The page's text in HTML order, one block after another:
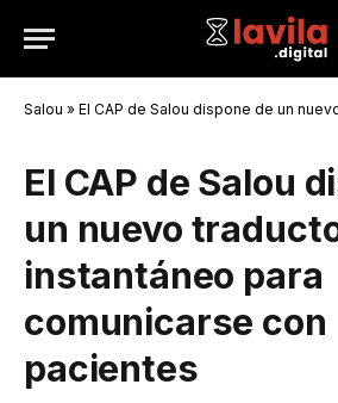
Salou » El CAP de Salou dispone de un nuevo traductor
El CAP de Salou
un nuevo
instantáneo para
comunicarse con
pacientes